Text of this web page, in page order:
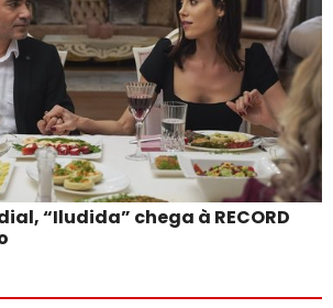
“Iludida” chega à RECORD